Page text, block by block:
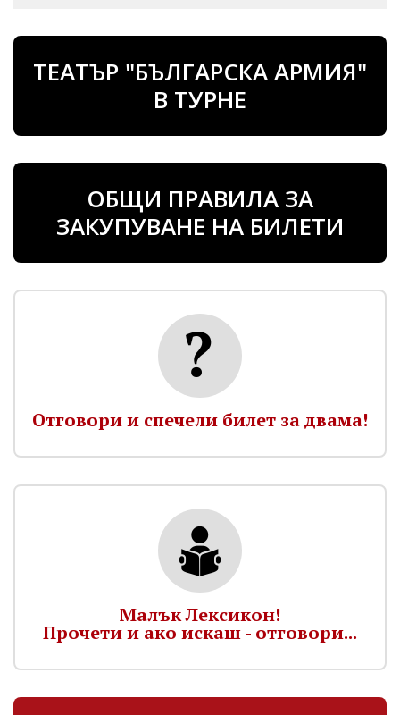
ТЕАТЪР "БЪЛГАРСКА АРМИЯ"
В ТУРНЕ
ОБЩИ ПРАВИЛА ЗА
ЗАКУПУВАНЕ НА БИЛЕТИ
Отговори и спечели билет за двама!
Малък Лексикон!
Прочети и ако искаш - отговори...